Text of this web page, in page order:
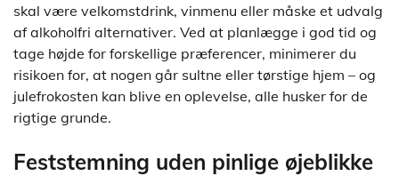
skal være velkomstdrink, vinmenu eller måske et udvalg
af alkoholfri alternativer. Ved at planlægge i god tid og
tage højde for forskellige præferencer, minimerer du
risikoen for, at nogen går sultne eller tørstige hjem – og
julefrokosten kan blive en oplevelse, alle husker for de
rigtige grunde.
Feststemning uden pinlige øjeblikke